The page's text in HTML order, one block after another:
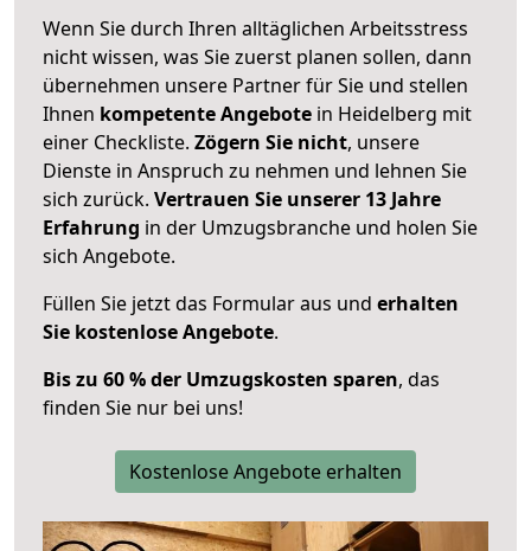
Wenn Sie durch Ihren alltäglichen Arbeitsstress
nicht wissen, was Sie zuerst planen sollen, dann
übernehmen unsere Partner für Sie und stellen
Ihnen kompetente Angebote in Heidelberg mit
einer Checkliste. Zögern Sie nicht, unsere
Dienste in Anspruch zu nehmen und lehnen Sie
sich zurück. Vertrauen Sie unserer 13 Jahre
Erfahrung in der Umzugsbranche und holen Sie
sich Angebote.
Füllen Sie jetzt das Formular aus und erhalten
Sie kostenlose Angebote.
Bis zu 60 % der Umzugskosten sparen, das
finden Sie nur bei uns!
Kostenlose Angebote erhalten